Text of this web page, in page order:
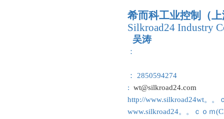
希而科工业控制（
Silkroad24 Industry
吴涛
：
： 2850594274
: wt@silkroad24.com
http://www.silkroad24wt。。
www.silkroad24。。ｃｏｍ